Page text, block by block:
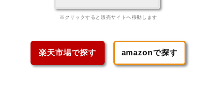
※クリックすると販売サイトへ移動します
楽天市場で探す amazonで探す